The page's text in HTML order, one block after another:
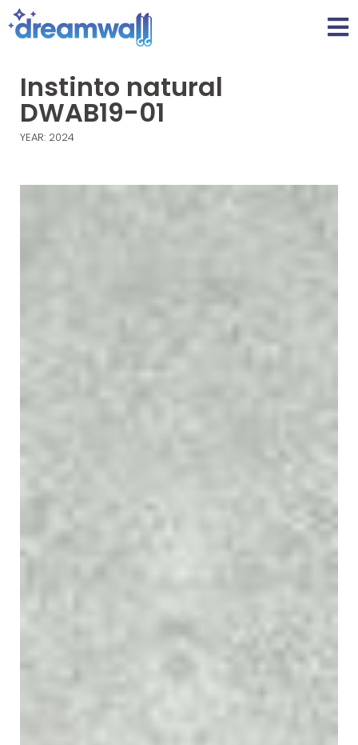
Instinto natural
DWAB19-01
YEAR: 2024